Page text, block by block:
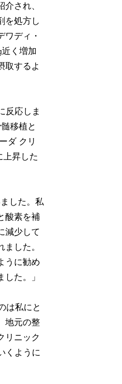
され、
を処方し
ディ・
く増加
取するよ
反応しま
移植と
ダ クリ
上昇した
した。私
酸素を補
減少して
した。
うに勧め
た。」
は私にと
地元の整
リニック
くように